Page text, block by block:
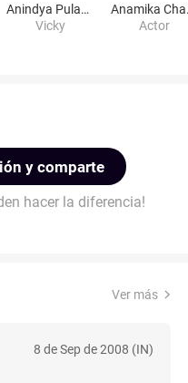
Anindya Pulak Banerjee
Vicky
Actor
y comparte
hacer la diferencia!
Ver más
8 de Sep de 2008 (IN)